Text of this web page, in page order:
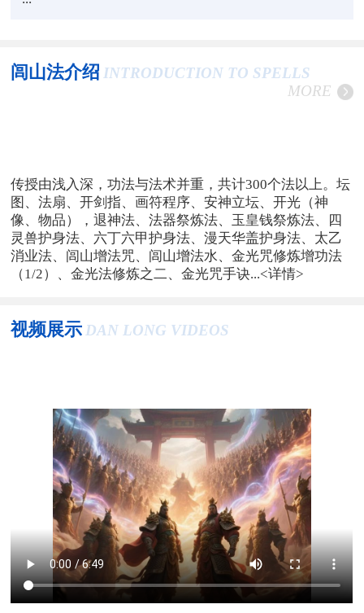
闾山法介绍 INTRODUCTION TO SPELLS
MORE
传授由浅入深，功法与法术并重，共计300个法以上。坛
图、法扇、开剑指、画符程序、安神立坛、开光（神
像、物品），退神法、法器祭炼法、玉皇钱祭炼法、四
灵兽护身法、六丁六甲护身法、漫天华盖护身法、太乙
消业法、闾山增法咒、闾山增法水、金光咒修炼增功法
（1/2）、金光法修炼之二、金光咒手诀...<详情>
视频展示 DAN LONG VIDEOS